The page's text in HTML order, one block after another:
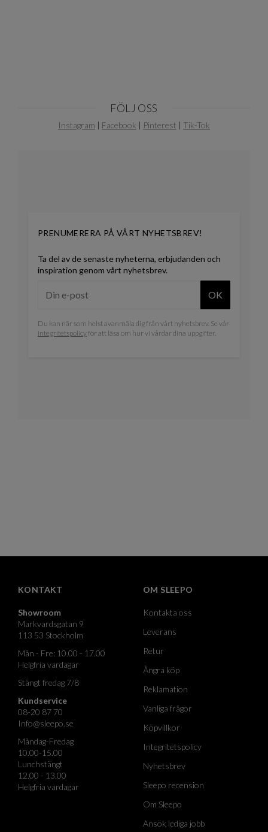
FÖLJ OSS
Instagram | Facebook | Pinterest | Tik-Tok
PRENUMERERA PÅ VÅRT NYHETSBREV!
Ta del av de senaste nyheterna, erbjudanden och
inspiration genom vårt nyhetsbrev.
OK
Du kan när som helst avanmäla dig från vårt nyhetsbrev. Se vår
integritetspolicyför att läsa om hur vi vårdar dina uppgifter.
KONTAKT
Showroom
Markvardsgatan 9
113 53 Stockholm
Mån - Fre: 10.00 - 17.00
Helgfria vardagar
Stängt fredag 7/8
Kundservice
08-20 87 70
Info@sleepo.se
Måndag-Fredag
10.00-15.00
Lunchstängt
12.00 - 13.00
Helgfria vardagar
OM SLEEPO
Kontakta oss
Leverans
Retur
Ångra köp
Reklamation
Vanliga frågor
Köpvillkor
Integritetspolicy
Nyhetsbrev
Sleepo recension
Om Sleepo
Ansök lediga jobb